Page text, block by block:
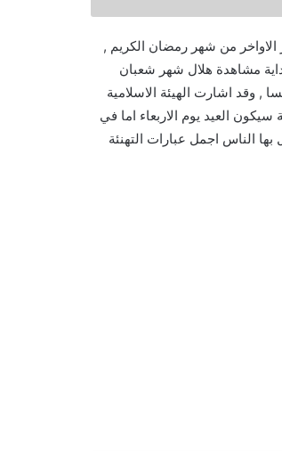
من شهر رمضان الكريم ,
مشاهدة هلال شهر شعبان
وقد اشارت الهيئة الاسلامية
العيد يوم الاربعاء اما في
الناس اجمل عبارات التهنئة